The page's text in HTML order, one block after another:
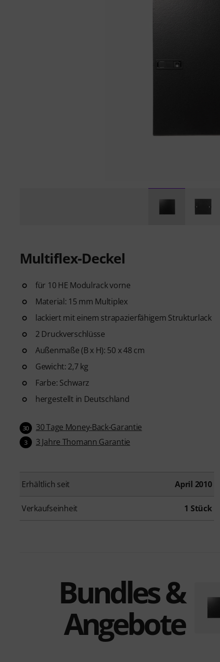
Multiflex-Deckel
für 10 HE Modulrack vorne
Material: 15 mm Multiplex
lackiert mit einem strapazierfähigem Strukturlack
2 Druckverschlüsse
Außenmaße (B x H): 50 x 48 cm
Gewicht: 2,7 kg
Farbe: Schwarz
hergestellt in Deutschland
30 30 Tage Money-Back-Garantie
3 3 Jahre Thomann Garantie
Erhältlich seit April 2010
Verkaufseinheit 1 Stück
Bundles &
Angebote